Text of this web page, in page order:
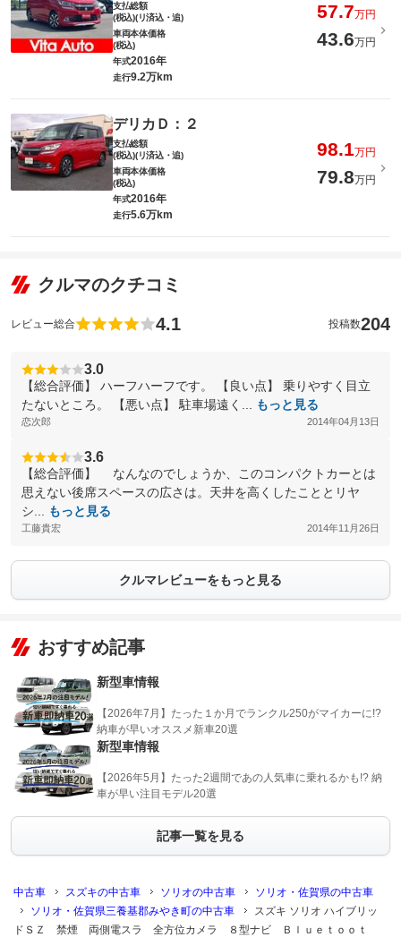
支払総額
(税込)(リ済込・追)
57.7万円
車両本体価格
(税込)
43.6万円
年式2016年
走行9.2万km
デリカＤ：２
支払総額
(税込)(リ済込・追)
98.1万円
車両本体価格
(税込)
79.8万円
年式2016年
走行5.6万km
クルマのクチコミ
レビュー総合 4.1 投稿数204
3.0
【総合評価】 ハーフハーフです。 【良い点】 乗りやすく目立
たないところ。 【悪い点】 駐車場遠く...
もっと見る
恋次郎 2014年04月13日
3.6
【総合評価】 なんなのでしょうか、このコンパクトカーとは
思えない後席スペースの広さは。天井を高くしたこととリヤ
シ...
もっと見る
工藤貴宏 2014年11月26日
クルマレビューをもっと見る
おすすめ記事
新型車情報
【2026年7月】たった１か月でランクル250がマイカーに!?
納車が早いオススメ新車20選
新型車情報
【2026年5月】たった2週間であの人気車に乗れるかも!? 納
車が早い注目モデル20選
記事一覧を見る
中古車 スズキの中古車 ソリオの中古車
ソリオ・佐賀県の中古車
ソリオ・佐賀県三養基郡みやき町の中古車
スズキ ソリオ ハイブリッ
ドＳＺ 禁煙 両側電スラ 全方位カメラ ８型ナビ Ｂｌｕｅｔｏｏｔ